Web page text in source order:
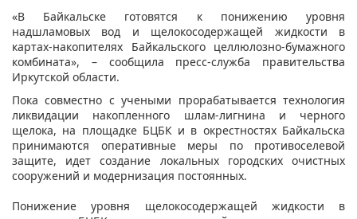
​«В Байкальске готовятся к понижению уровня
надшламовых вод и щелокосодержащей жидкости в
картах-накопителях Байкальского целлюлозно-бумажного
комбината», – сообщила пресс-служба правительства
Иркутской области.​
​Пока совместно с учеными прорабатывается технология
ликвидации накопленного шлам-лигнина и черного
щелока, на площадке БЦБК и в окрестностях Байкальска
принимаются оперативные меры по противоселевой
защите, идет создание локальных городских очистных
сооружений и модернизация постоянных.
Понижение уровня щелокосодержащей жидкости в